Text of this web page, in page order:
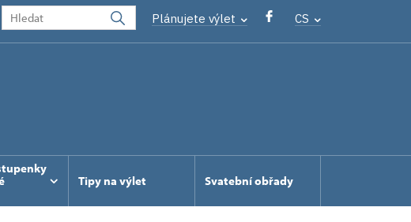
Plánujete výlet CS
Tipy na výlet Svatební obřady